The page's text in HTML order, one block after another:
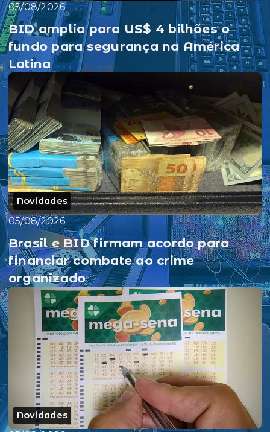
05/08/2026
BID amplia para US$ 4 bilhões o
fundo para segurança na América
Latina
Novidades
05/08/2026
Brasil e BID firmam acordo para
financiar combate ao crime
organizado
Novidades